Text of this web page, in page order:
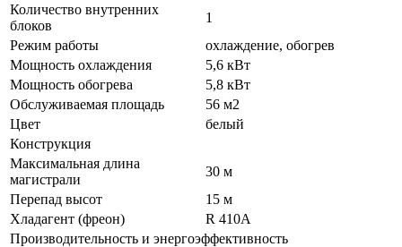
Количество внутренних
блоков
1
Режим работы
охлаждение, обогрев
Мощность охлаждения
5,6 кВт
Мощность обогрева
5,8 кВт
Обслуживаемая площадь
56 м2
Цвет
белый
Конструкция
Максимальная длина
магистрали
30 м
Перепад высот
15 м
Хладагент (фреон)
R 410A
Производительность и энергоэффективность